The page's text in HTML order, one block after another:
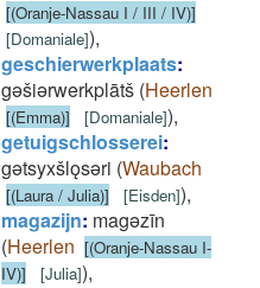
[(Oranje-Nassau I / III / IV)]
[Domaniale]),
geschierwerkplaats:
gǝšiǝrwerkplātš (Heerlen
[(Emma)] [Domaniale]),
getuigschlosserei:
gǝtsyxšlǫsǝri (Waubach
[(Laura / Julia)] [Eisden]),
magazijn: magǝzīn
(Heerlen [(Oranje-Nassau I-
IV)]
[Julia]),